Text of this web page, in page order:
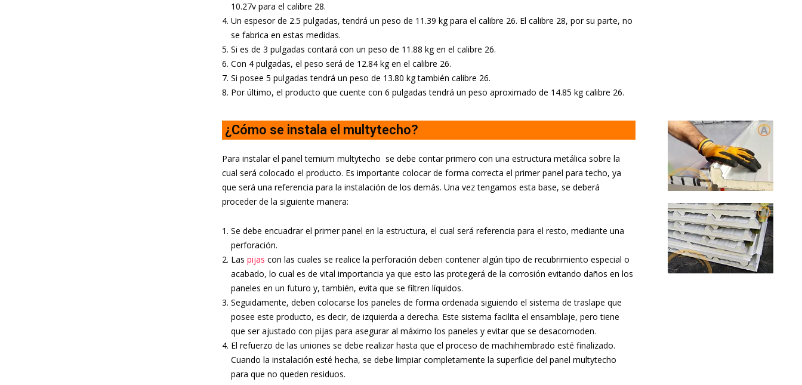
10.27v para el calibre 28.
Un espesor de 2.5 pulgadas, tendrá un peso de 11.39 kg para el calibre 26. El calibre 28, por su parte, no
se fabrica en estas medidas.
Si es de 3 pulgadas contará con un peso de 11.88 kg en el calibre 26.
Con 4 pulgadas, el peso será de 12.84 kg en el calibre 26.
Si posee 5 pulgadas tendrá un peso de 13.80 kg también calibre 26.
Por último, el producto que cuente con 6 pulgadas tendrá un peso aproximado de 14.85 kg calibre 26.
¿Cómo se instala el multytecho?
Para instalar el panelternium multytecho se debe contar primero con una estructura metálica sobre la
cual será colocado el producto. Es importante colocar de forma correcta el primer panel para techo, ya
que será una referencia para la instalación de los demás. Una vez tengamos esta base, se deberá
proceder de la siguiente manera:
Se debe encuadrar el primer panel en la estructura, el cual será referencia para el resto, mediante una
perforación.
Las pijas con las cuales se realice la perforación deben contener algún tipo de recubrimiento especial o
acabado, lo cual es de vital importancia ya que esto las protegerá de la corrosión evitando daños en los
paneles en un futuro y, también, evita que se filtren líquidos.
Seguidamente, deben colocarse los paneles de forma ordenada siguiendo el sistema de traslape que
posee este producto, es decir, de izquierda a derecha. Este sistema facilita el ensamblaje, pero tiene
que ser ajustado con pijas para asegurar al máximo los paneles y evitar que se desacomoden.
El refuerzo de las uniones se debe realizar hasta que el proceso de machihembrado esté finalizado.
Cuando la instalación esté hecha, se debe limpiar completamente la superficie del panel multytecho
para que no queden residuos.